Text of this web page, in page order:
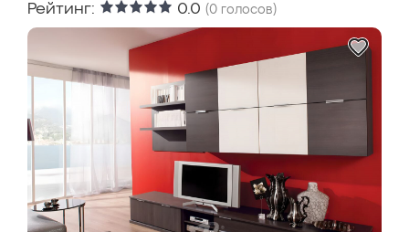
Рейтинг: 0.0 (0 голосов)